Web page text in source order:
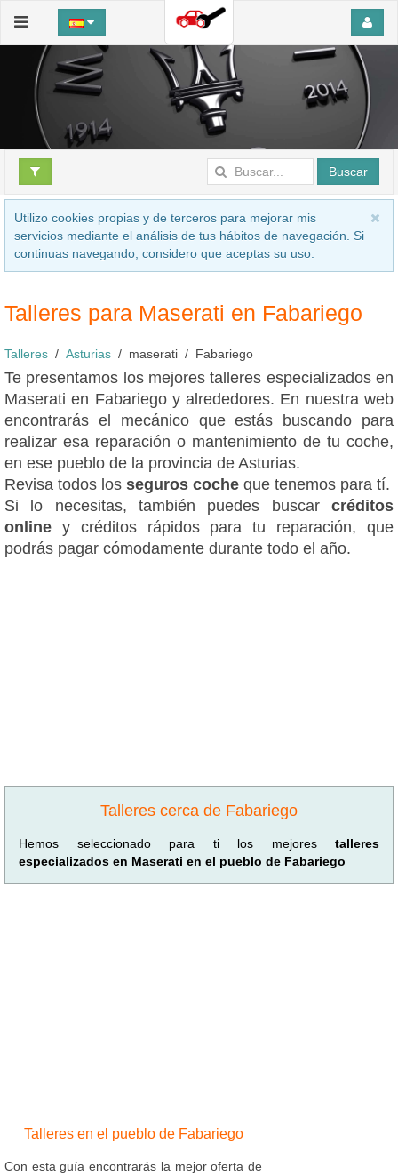
Buscar
Utilizo cookies propias y de terceros para mejorar mis
servicios mediante el análisis de tus hábitos de navegación. Si
continuas navegando, considero que aceptas su uso.
Talleres para Maserati en Fabariego
Talleres Asturias maserati Fabariego
Te presentamos los mejores talleres especializados en
Maserati en Fabariego y alrededores. En nuestra web
encontrarás el mecánico que estás buscando para
realizar esa reparación o mantenimiento de tu coche,
en ese pueblo de la provincia de Asturias.
Revisa todos los seguros coche que tenemos para tí.
Si lo necesitas, también puedes buscar créditos
online y créditos rápidos para tu reparación, que
podrás pagar cómodamente durante todo el año.
Talleres cerca de Fabariego
Hemos seleccionado para ti los mejores talleres
especializados en Maserati en el pueblo de Fabariego
Talleres en el pueblo de Fabariego
Con esta guía encontrarás la mejor oferta de